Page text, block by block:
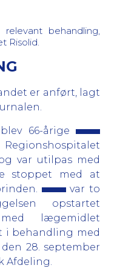
behandling,
Risolid.
er anført, lagt
66-årige
Regionshospitalet
var utilpas med
stoppet med at
var to
opstartet
med lægemidlet
i behandling med
28. september
Afdeling.